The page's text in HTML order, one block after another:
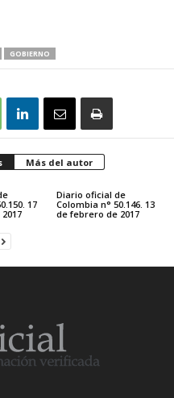
GOBIERNO
Más del autor
17
Diario oficial de
Colombia n° 50.146. 13
de febrero de 2017